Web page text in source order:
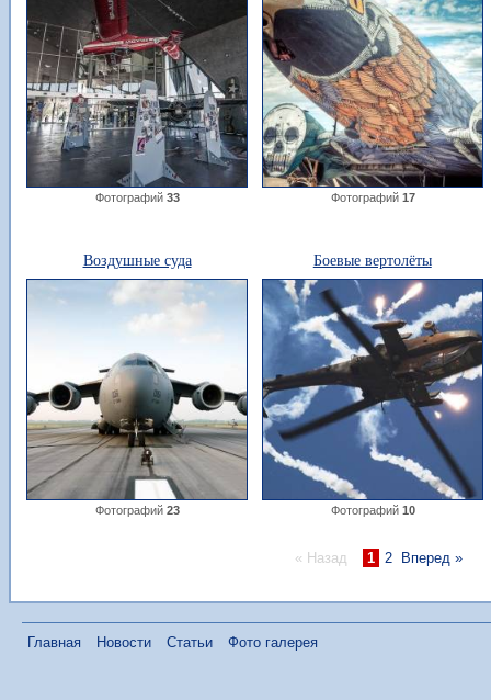
Фотографий 33 Фотографий 17
Воздушные суда
Фотографий 23
Боевые вертолёты
Фотографий 10
« Назад 1 2 Вперед »
Главная Новости Статьи Фото галерея